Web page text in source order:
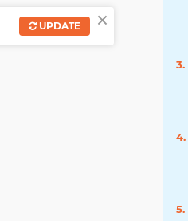
×
UPDATE